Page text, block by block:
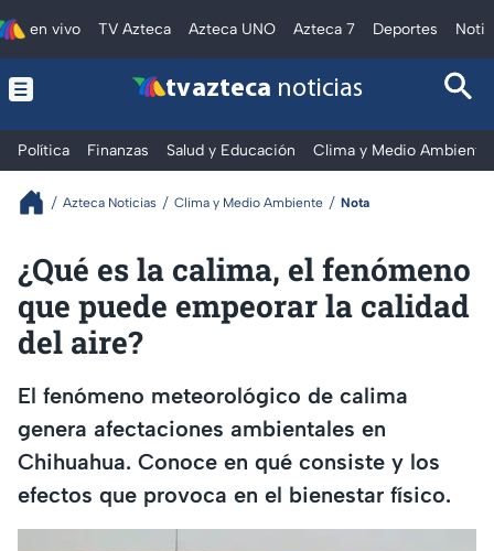
en vivo TV Azteca Azteca UNO Azteca 7 Deportes
tv azteca noticias
Política Finanzas Salud y Educación Clima y Medio Ambiente
Azteca Noticias Clima y Medio Ambiente Nota
¿Qué es la calima, el fenómeno
que puede empeorar la calidad
del aire?
El fenómeno meteorológico de calima
genera afectaciones ambientales en
Chihuahua. Conoce en qué consiste y los
efectos que provoca en el bienestar físico.